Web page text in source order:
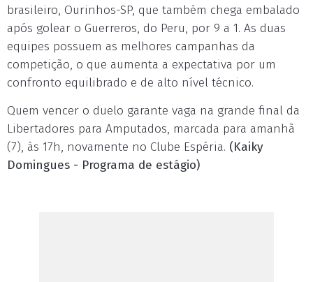
brasileiro, Ourinhos-SP, que também chega embalado
após golear o Guerreros, do Peru, por 9 a 1. As duas
equipes possuem as melhores campanhas da
competição, o que aumenta a expectativa por um
confronto equilibrado e de alto nível técnico.
Quem vencer o duelo garante vaga na grande final da
Libertadores para Amputados, marcada para amanhã
(7), às 17h, novamente no Clube Espéria. (Kaiky
Domingues - Programa de estágio)